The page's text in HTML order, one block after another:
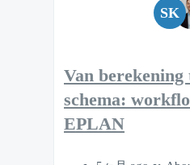
SK
Van
schema:
EPLAN